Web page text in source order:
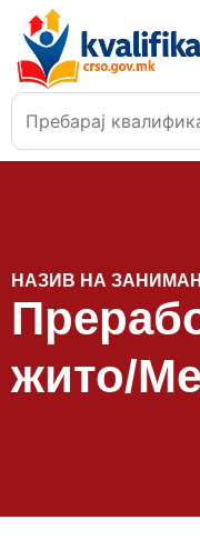
НАЗИВ НА
жито/